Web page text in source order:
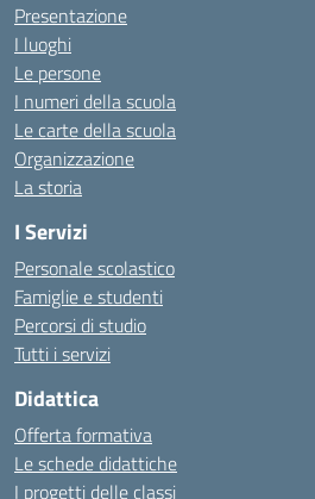
Presentazione
I luoghi
Le persone
I numeri della scuola
Le carte della scuola
Organizzazione
La storia
I Servizi
Personale scolastico
Famiglie e studenti
Percorsi di studio
Tutti i servizi
Didattica
Offerta formativa
Le schede didattiche
I progetti delle classi